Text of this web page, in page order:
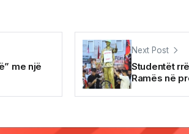
me një
Next Post
Studentët
Ramës në